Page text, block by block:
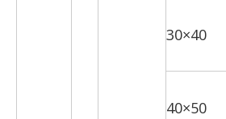
30×40
40×50